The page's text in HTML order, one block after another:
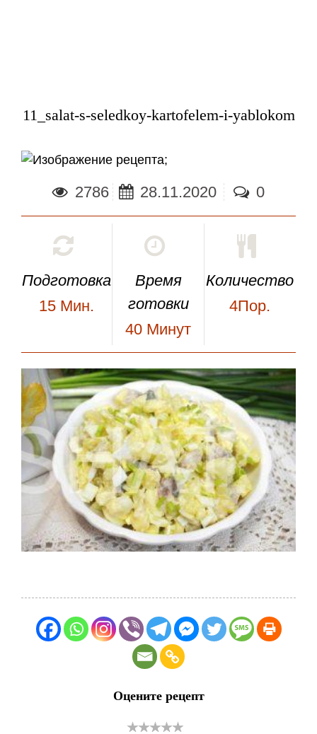
11_salat-s-seledkoy-kartofelem-i-yablokom
;
2786 28.11.2020 0
Подготовка
15 Мин.
Время
готовки
40 Минут
Количество
4Пор.
Оцените рецепт